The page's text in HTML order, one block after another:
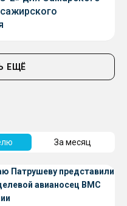
ЕЩЁ
За месяц
Патрушеву представили
авианосец ВМС